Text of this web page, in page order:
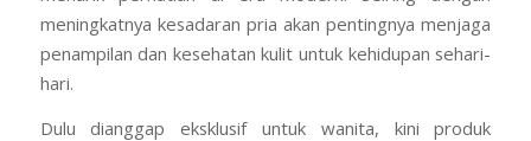
meningkatnya kesadaran pria akan pentingnya menjaga
penampilan dan kesehatan kulit untuk kehidupan sehari-
hari.
Dulu dianggap eksklusif untuk wanita, kini produk